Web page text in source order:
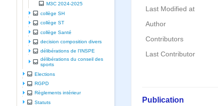
M3C 2024-2025
collège SH
collège ST
collège Santé
decision composition divers
délibérations de l'INSPE
délibérations du conseil des
sports
Elections
RGPD
Règlements intérieur
Statuts
Last Modified at
Author
Contributors
Last Contributor
Publication